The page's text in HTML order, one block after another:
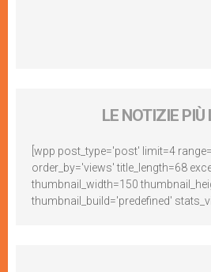
LE NOTIZIE PIÙ
[wpp post_type='post' limit=4
order_by='views' title_length=68
thumbnail_width=150
thumbnail_build='predefined'